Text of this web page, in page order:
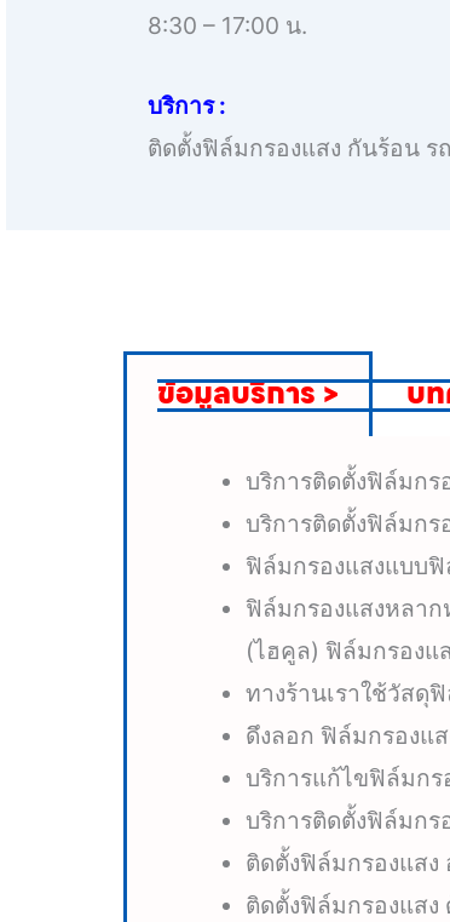
8:30 – 17:00 น.
บริการ :
ติดตั้งฟิล์มกรองแสง กันร้อน
ข้อมูลบริการ > บ
บริการติดตั้งฟิล์มกร
บริการติดตั้งฟิล์มกร
ฟิล์มกรองแสงแบบฟิ
ฟิล์มกรองแสงหลาก
(ไฮคูล) ฟิล์มกรองแ
ทางร้านเราใช้วัสดุ
ดึงลอก ฟิล์มกรองแ
บริการแก้ไขฟิล์มก
บริการติดตั้งฟิล์มกร
ติดตั้งฟิล์มกรองแส
ติดตั้งฟิล์มกรองแสง